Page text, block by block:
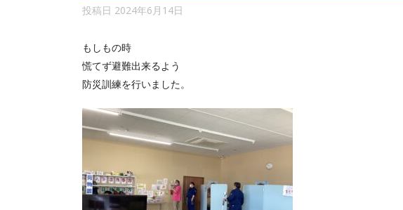
投稿日 2024年6月14日
もしもの時
慌てず避難出来るよう
防災訓練を行いました。